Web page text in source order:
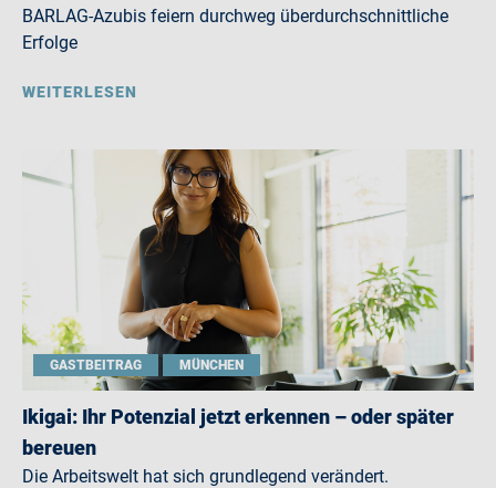
BARLAG-Azubis feiern durchweg überdurchschnittliche
Erfolge
WEITERLESEN
GASTBEITRAG MÜNCHEN
Ikigai: Ihr Potenzial jetzt erkennen – oder später
bereuen
Die Arbeitswelt hat sich grundlegend verändert.